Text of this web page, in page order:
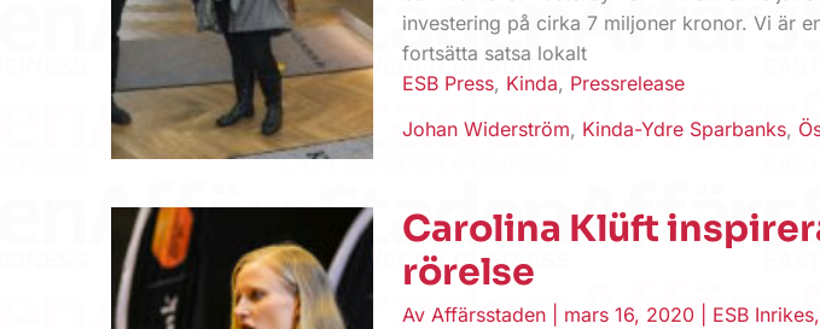
investering på cirka 7 miljoner kronor. Vi är
fortsätta satsa lokalt
ESB Press, Kinda, Pressrelease
Johan Widerström, Kinda-Ydre Sparbanks,
Carolina Klüft
rörelse
AvAffärsstaden mars 16, 2020 ESB Inrikes,